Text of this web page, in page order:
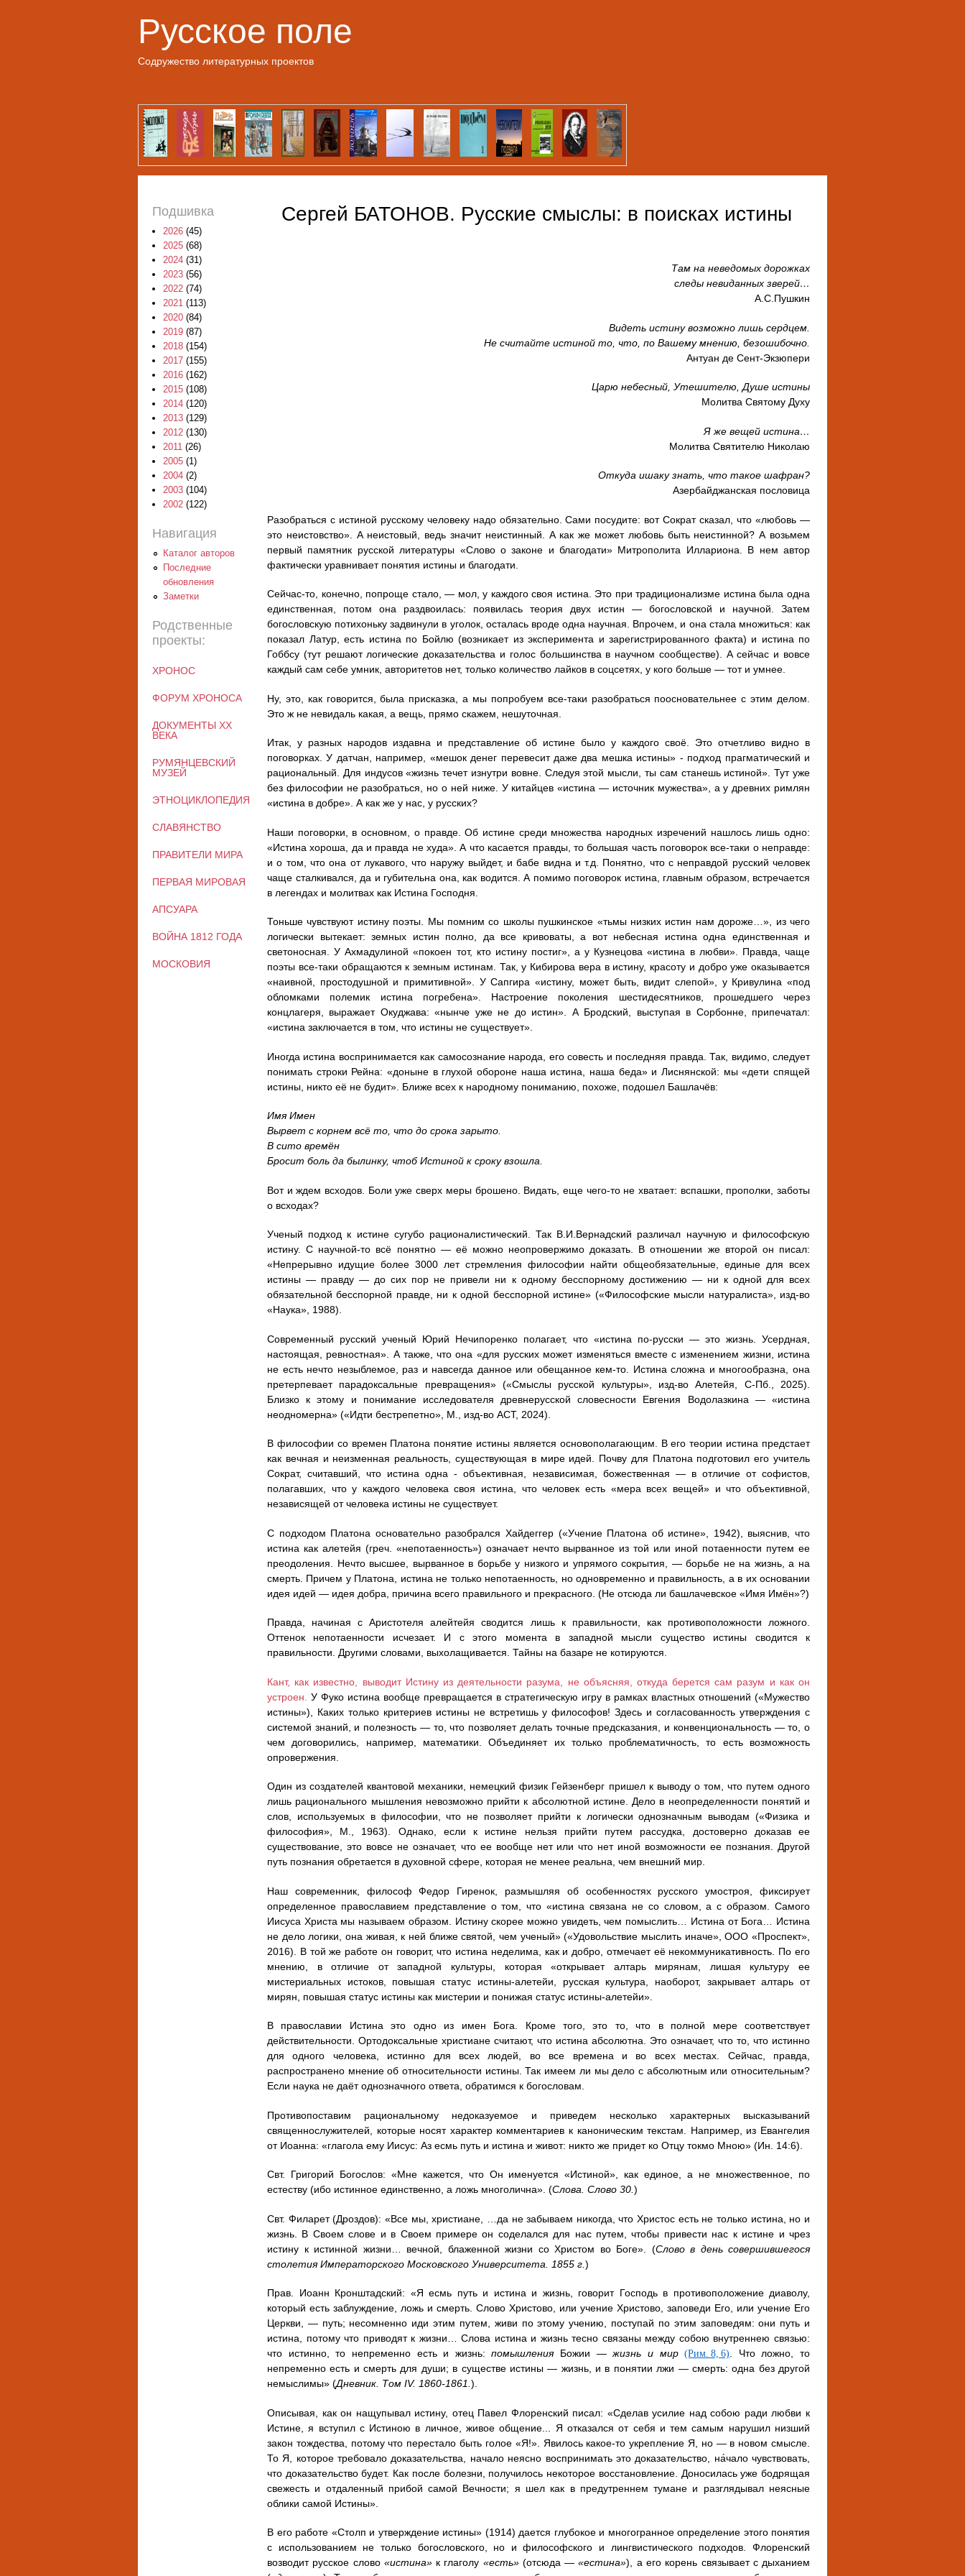
Русское поле
Содружество литературных проектов
Сергей БАТОНОВ. Русские смыслы: в поисках истины
Там на неведомых дорожках
следы невиданных зверей…
А.С.Пушкин
Видеть истину возможно лишь сердцем.
Не считайте истиной то, что, по Вашему мнению, безошибочно.
Антуан де Сент-Экзюпери
Царю небесный, Утешителю, Душе истины
Молитва Святому Духу
Я же вещей истина…
Молитва Святителю Николаю
Откуда ишаку знать, что такое шафран?
Азербайджанская пословица
Разобраться с истиной русскому человеку надо обязательно. Сами посудите: вот Сократ сказал, что «любовь —
это неистовство». А неистовый, ведь значит неистинный. А как же может любовь быть неистинной? А возьмем
первый памятник русской литературы «Слово о законе и благодати» Митрополита Иллариона. В нем автор
фактически уравнивает понятия истины и благодати.
Сейчас-то, конечно, попроще стало, — мол, у каждого своя истина. Это при традиционализме истина была одна
единственная, потом она раздвоилась: появилась теория двух истин — богословской и научной. Затем
богословскую потихоньку задвинули в уголок, осталась вроде одна научная. Впрочем, и она стала множиться: как
показал Латур, есть истина по Бойлю (возникает из эксперимента и зарегистрированного факта) и истина по
Гоббсу (тут решают логические доказательства и голос большинства в научном сообществе). А сейчас и вовсе
каждый сам себе умник, авторитетов нет, только количество лайков в соцсетях, у кого больше — тот и умнее.
Ну, это, как говорится, была присказка, а мы попробуем все-таки разобраться поосновательнее с этим делом.
Это ж не невидаль какая, а вещь, прямо скажем, нешуточная.
Итак, у разных народов издавна и представление об истине было у каждого своё. Это отчетливо видно в
поговорках. У датчан, например, «мешок денег перевесит даже два мешка истины» - подход прагматический и
рациональный. Для индусов «жизнь течет изнутри вовне. Следуя этой мысли, ты сам станешь истиной». Тут уже
без философии не разобраться, но о ней ниже. У китайцев «истина — источник мужества», а у древних римлян
«истина в добре». А как же у нас, у русских?
Наши поговорки, в основном, о правде. Об истине среди множества народных изречений нашлось лишь одно:
«Истина хороша, да и правда не худа». А что касается правды, то большая часть поговорок все-таки о неправде:
и о том, что она от лукавого, что наружу выйдет, и бабе видна и т.д. Понятно, что с неправдой русский человек
чаще сталкивался, да и губительна она, как водится. А помимо поговорок истина, главным образом, встречается
в легендах и молитвах как Истина Господня.
Тоньше чувствуют истину поэты. Мы помним со школы пушкинское «тьмы низких истин нам дороже…», из чего
логически вытекает: земных истин полно, да все кривоваты, а вот небесная истина одна единственная и
светоносная. У Ахмадулиной «покоен тот, кто истину постиг», а у Кузнецова «истина в любви». Правда, чаще
поэты все-таки обращаются к земным истинам. Так, у Кибирова вера в истину, красоту и добро уже оказывается
«наивной, простодушной и примитивной». У Сапгира «истину, может быть, видит слепой», у Кривулина «под
обломками полемик истина погребена». Настроение поколения шестидесятников, прошедшего через
концлагеря, выражает Окуджава: «нынче уже не до истин». А Бродский, выступая в Сорбонне, припечатал:
«истина заключается в том, что истины не существует».
Иногда истина воспринимается как самосознание народа, его совесть и последняя правда. Так, видимо, следует
понимать строки Рейна: «доныне в глухой обороне наша истина, наша беда» и Лиснянской: мы «дети спящей
истины, никто её не будит». Ближе всех к народному пониманию, похоже, подошел Башлачёв:
Имя Имен
Вырвет с корнем всё то, что до срока зарыто.
В сито времён
Бросит боль да былинку, чтоб Истиной к сроку взошла.
Вот и ждем всходов. Боли уже сверх меры брошено. Видать, еще чего-то не хватает: вспашки, прополки, заботы
о всходах?
Ученый подход к истине сугубо рационалистический. Так В.И.Вернадский различал научную и философскую
истину. С научной-то всё понятно — её можно неопровержимо доказать. В отношении же второй он писал:
«Непрерывно идущие более 3000 лет стремления философии найти общеобязательные, единые для всех
истины — правду — до сих пор не привели ни к одному бесспорному достижению — ни к одной для всех
обязательной бесспорной правде, ни к одной бесспорной истине» («Философские мысли натуралиста», изд-во
«Наука», 1988).
Современный русский ученый Юрий Нечипоренко полагает, что «истина по-русски — это жизнь. Усердная,
настоящая, ревностная». А также, что она «для русских может изменяться вместе с изменением жизни, истина
не есть нечто незыблемое, раз и навсегда данное или обещанное кем-то. Истина сложна и многообразна, она
претерпевает парадоксальные превращения» («Смыслы русской культуры», изд-во Алетейя, С-Пб., 2025).
Близко к этому и понимание исследователя древнерусской словесности Евгения Водолазкина — «истина
неодномерна» («Идти бестрепетно», М., изд-во АСТ, 2024).
В философии со времен Платона понятие истины является основополагающим. В его теории истина предстает
как вечная и неизменная реальность, существующая в мире идей. Почву для Платона подготовил его учитель
Сократ, считавший, что истина одна - объективная, независимая, божественная — в отличие от софистов,
полагавших, что у каждого человека своя истина, что человек есть «мера всех вещей» и что объективной,
независящей от человека истины не существует.
С подходом Платона основательно разобрался Хайдеггер («Учение Платона об истине», 1942), выяснив, что
истина как алетейя (греч. «непотаенность») означает нечто вырванное из той или иной потаенности путем ее
преодоления. Нечто высшее, вырванное в борьбе у низкого и упрямого сокрытия, — борьбе не на жизнь, а на
смерть. Причем у Платона, истина не только непотаенность, но одновременно и правильность, а в их основании
идея идей — идея добра, причина всего правильного и прекрасного. (Не отсюда ли башлачевское «Имя Имён»?)
Правда, начиная с Аристотеля алейтейя сводится лишь к правильности, как противоположности ложного.
Оттенок непотаенности исчезает. И с этого момента в западной мысли существо истины сводится к
правильности. Другими словами, выхолащивается. Тайны на базаре не котируются.
Кант, как известно, выводит Истину из деятельности разума, не объясняя, откуда берется сам разум и как он
устроен. У Фуко истина вообще превращается в стратегическую игру в рамках властных отношений («Мужество
истины»), Каких только критериев истины не встретишь у философов! Здесь и согласованность утверждения с
системой знаний, и полезность — то, что позволяет делать точные предсказания, и конвенциональность — то, о
чем договорились, например, математики. Объединяет их только проблематичность, то есть возможность
опровержения.
Один из создателей квантовой механики, немецкий физик Гейзенберг пришел к выводу о том, что путем одного
лишь рационального мышления невозможно прийти к абсолютной истине. Дело в неопределенности понятий и
слов, используемых в философии, что не позволяет прийти к логически однозначным выводам («Физика и
философия», М., 1963). Однако, если к истине нельзя прийти путем рассудка, достоверно доказав ее
существование, это вовсе не означает, что ее вообще нет или что нет иной возможности ее познания. Другой
путь познания обретается в духовной сфере, которая не менее реальна, чем внешний мир.
Наш современник, философ Федор Гиренок, размышляя об особенностях русского умостроя, фиксирует
определенное православием представление о том, что «истина связана не со словом, а с образом. Самого
Иисуса Христа мы называем образом. Истину скорее можно увидеть, чем помыслить… Истина от Бога… Истина
не дело логики, она живая, к ней ближе святой, чем ученый» («Удовольствие мыслить иначе», ООО «Проспект»,
2016). В той же работе он говорит, что истина неделима, как и добро, отмечает её некоммуникативность. По его
мнению, в отличие от западной культуры, которая «открывает алтарь мирянам, лишая культуру ее
мистериальных истоков, повышая статус истины-алетейи, русская культура, наоборот, закрывает алтарь от
мирян, повышая статус истины как мистерии и понижая статус истины-алетейи».
В православии Истина это одно из имен Бога. Кроме того, это то, что в полной мере соответствует
действительности. Ортодоксальные христиане считают, что истина абсолютна. Это означает, что то, что истинно
для одного человека, истинно для всех людей, во все времена и во всех местах. Сейчас, правда,
распространено мнение об относительности истины. Так имеем ли мы дело с абсолютным или относительным?
Если наука не даёт однозначного ответа, обратимся к богословам.
Противопоставим рациональному недоказуемое и приведем несколько характерных высказываний
священнослужителей, которые носят характер комментариев к каноническим текстам. Например, из Евангелия
от Иоанна: «глагола ему Иисус: Аз есмь путь и истина и живот: никто же придет ко Отцу токмо Мною» (Ин. 14:6).
Свт. Григорий Богослов: «Мне кажется, что Он именуется «Истиной», как единое, а не множественное, по
естеству (ибо истинное единственно, а ложь многолична». (Слова. Слово 30. )
Свт. Филарет (Дроздов): «Все мы, христиане, …да не забываем никогда, что Христос есть не только истина, но и
жизнь. В Своем слове и в Своем примере он соделался для нас путем, чтобы привести нас к истине и чрез
истину к истинной жизни… вечной, блаженной жизни со Христом во Боге». (Слово в день совершившегося
столетия Императорского Московского Университета.
1855 г )
Прав. Иоанн Кронштадский: «Я есмь путь и истина и жизнь, говорит Господь в противоположение диаволу,
который есть заблуждение, ложь и смерть. Слово Христово, или учение Христово, заповеди Его, или учение Его
Церкви, — путь; несомненно иди этим путем, живи по этому учению, поступай по этим заповедям: они путь и
истина, потому что приводят к жизни… Слова истина и жизнь тесно связаны между собою внутреннею связью:
что истинно, то непременно есть и жизнь:помышленияБожии —жизнь и мир (Рим. 8, 6)
. Что ложно, то
непременно есть и смерть для души; в существе истины — жизнь, и в понятии лжи — смерть: одна без другой
немыслимы» (Дневник. Том IV. 1860-1861. ).
Описывая, как он нащупывал истину, отец Павел Флоренский писал: «Сделав усилие над собою ради любви к
Истине, я вступил с Истиною в личное, живое общение... Я отказался от себя и тем самым нарушил низший
закон тождества, потому что перестало быть голое «Я!». Явилось какое-то укрепление Я, но — в новом смысле.
То Я, которое требовало доказательства, начало неясно воспринимать это доказательство, на́чало чувствовать,
что доказательство будет. Как после болезни, получилось некоторое восстановление. Доносилась уже бодрящая
свежесть и отдаленный прибой самой Вечности; я шел как в предутреннем тумане и разглядывал неясные
облики самой Истины».
В его работе «Столп и утверждение истины» (1914) дается глубокое и многогранное определение этого понятия
с использованием не только богословского, но и философского и лингвистического подходов. Флоренский
возводит русское слово «истина»к глаголу «есть»(отсюда —«естина»), а его корень связывает с дыханием
Подшивка
2026 (45)
2025 (68)
2024 (31)
2023 (56)
2022 (74)
2021 (113)
2020 (84)
2019 (87)
2018 (154)
2017 (155)
2016 (162)
2015 (108)
2014 (120)
2013 (129)
2012 (130)
2011 (26)
2005 (1)
2004 (2)
2003 (104)
2002 (122)
Навигация
Каталог авторов
Последние
обновления
Заметки
Родственные
проекты:
ХРОНОС
ФОРУМ ХРОНОСА
ДОКУМЕНТЫ XX
ВЕКА
РУМЯНЦЕВСКИЙ
МУЗЕЙ
ЭТНОЦИКЛОПЕДИЯ
СЛАВЯНСТВО
ПРАВИТЕЛИ МИРА
ПЕРВАЯ МИРОВАЯ
АПСУАРА
ВОЙНА 1812 ГОДА
МОСКОВИЯ